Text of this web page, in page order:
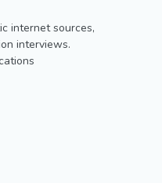
internet sources,
interviews.